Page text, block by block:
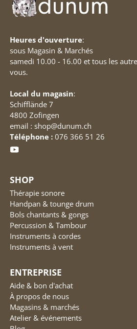
Heures d'ouverture:
sous Magasin & Marchés
samedi 10.00 - 16.00 et tous les
vous.
Local du magasin:
Schifflände 7
4800 Zofingen
email : shop@dunum.ch
Téléphone : 076 366 51 26
SHOP
Thérapie sonore
Handpan & tounge drum
Bols chantants & gongs
Percussion & Tambour
Instruments à cordes
Instruments à vent
ENTREPRISE
Aide & bon d'achat
À propos de nous
Magasins & marchés
Atelier & événements